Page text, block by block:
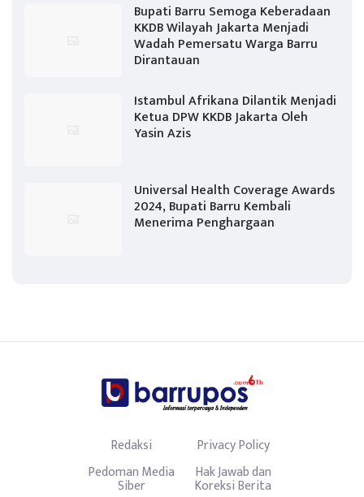
Bupati Barru Semoga Keberadaan
KKDB Wilayah Jakarta Menjadi
Wadah Pemersatu Warga Barru
Dirantauan
Istambul Afrikana Dilantik Menjadi
Ketua DPW KKDB Jakarta Oleh
Yasin Azis
Universal Health Coverage Awards
2024, Bupati Barru Kembali
Menerima Penghargaan
Redaksi
Privacy Policy
Pedoman Media
Siber
Hak Jawab dan
Koreksi Berita